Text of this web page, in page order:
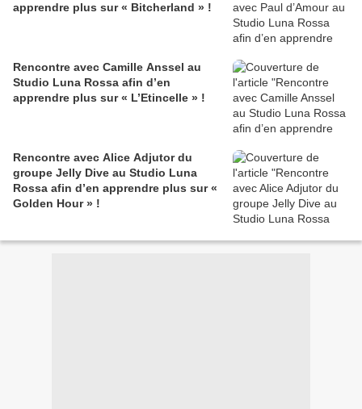
apprendre plus sur « Bitcherland » !
Rencontre avec Camille Anssel au
Studio Luna Rossa afin d’en
apprendre plus sur « L’Etincelle » !
Rencontre avec Alice Adjutor du
groupe Jelly Dive au Studio Luna
Rossa afin d’en apprendre plus sur «
Golden Hour » !